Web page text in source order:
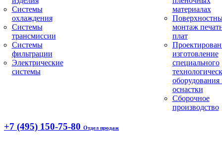
Системы
охлаждения
Системы
трансмиссии
Системы
фильтрации
Электрические
системы
материалах
монтаж
плат
изготовление
специального
оборудования
оснастки
Сборочное
производство
+7 (495) 150-75-80 Отдел продаж